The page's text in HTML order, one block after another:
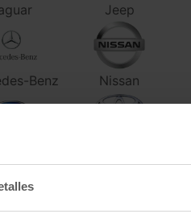
Jeep
Benz Nissan